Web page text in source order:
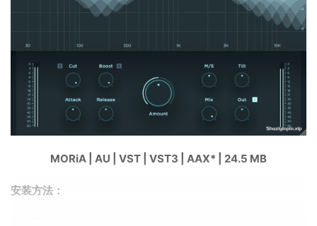
MORiA | AU | VST | VST3 | AAX* | 24.5 MB
安装方法：